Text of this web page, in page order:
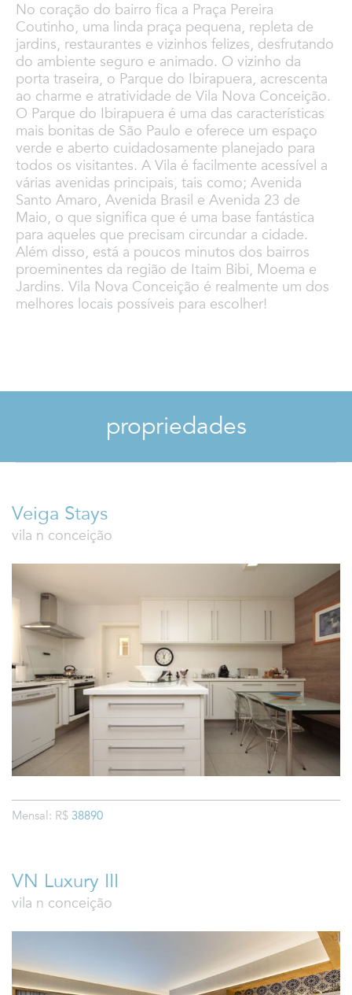
No coração do bairro fica a Praça Pereira
Coutinho, uma linda praça pequena, repleta de
jardins, restaurantes e vizinhos felizes, desfrutando
do ambiente seguro e animado. O vizinho da
porta traseira, o Parque do Ibirapuera, acrescenta
ao charme e atratividade de Vila Nova Conceição.
O Parque do Ibirapuera é uma das características
mais bonitas de São Paulo e oferece um espaço
verde e aberto cuidadosamente planejado para
todos os visitantes. A Vila é facilmente acessível a
várias avenidas principais, tais como; Avenida
Santo Amaro, Avenida Brasil e Avenida 23 de
Maio, o que significa que é uma base fantástica
para aqueles que precisam circundar a cidade.
Além disso, está a poucos minutos dos bairros
proeminentes da região de Itaim Bibi, Moema e
Jardins. Vila Nova Conceição é realmente um dos
melhores locais possíveis para escolher!
propriedades
Veiga Stays
vila n conceição
Mensal: R$ 38890
VN Luxury III
vila n conceição